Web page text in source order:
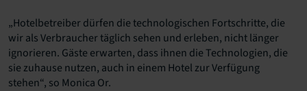
„Hotelbetreiber dürfen die technologischen Fortschritte, die
wir als Verbraucher täglich sehen und erleben, nicht länger
ignorieren. Gäste erwarten, dass ihnen die Technologien, die
sie zuhause nutzen, auch in einem Hotel zur Verfügung
stehen“, so Monica Or.